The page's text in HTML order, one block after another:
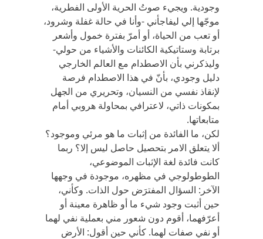
وجودية. ويجيء صوتُ الحرية الأولى الفطرية،
موجّها إلي ليفاجأني -وأنا في حالة غفلة وشرود،
أو تعب من الحياة، أو أمرّ بفترة خمول وأشعر
برتابة وستاتيكية الكائنات والأشياء من حولي-
وليذكرني بأن الاصطدام مع العالم الخارجي
دليل وجودي، بأنّ في هذا الاصطدام فرصة
لإنقاذ نفسي من النسيان، وتحريري من الجهل
بمكونات ذاتي، لاعترافي بمحاولة هروبي أمام
متابعاتها.
لكن، ما الفائدة من إثبات ما هو مرئي وموجود؟
ألا يتعلق الامر بتحصيل حاصل ليس إلا؟ ربما
كانت فائدة لغة الإثبات الموضوعي،
الطوطولوجي في مظهره، موجودة في وجهها
الآخر: السؤال المفترَض حول الذات. وكأني،
حين أثبت وجود شيء ما أو ظاهرة معينة أو
أعرّفهما، أقوم دون شعور مني بعملية نفي لهما
أو نفي صفات لهما. كأني حين أقول: الأرض